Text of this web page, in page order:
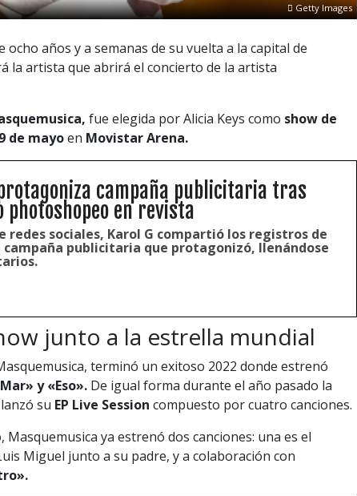
Getty Images
ocho años y a semanas de su vuelta a la capital de
la artista que abrirá el concierto de la artista
fue elegida por Alicia Keys como show de
de mayoen Movistar Arena.
campaña publicitaria tras
photoshopeo en revista
redes sociales, Karol G compartió los registros de
publicitaria que protagonizó, llenándose
junto a la estrella mundial
terminó un exitoso 2022 donde estrenó
y «Eso». De igual forma durante el año pasado la
su EP Live Session compuesto por cuatro canciones.
ya estrenó dos canciones: una es el
Miguel junto a su padre, y a colaboración con